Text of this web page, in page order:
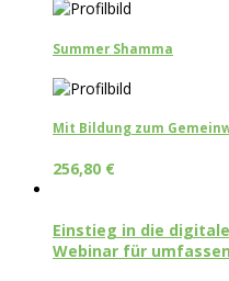
Summer Shamma
Mit Bildung zum
256,80 €
Einstieg in die
Webinar für